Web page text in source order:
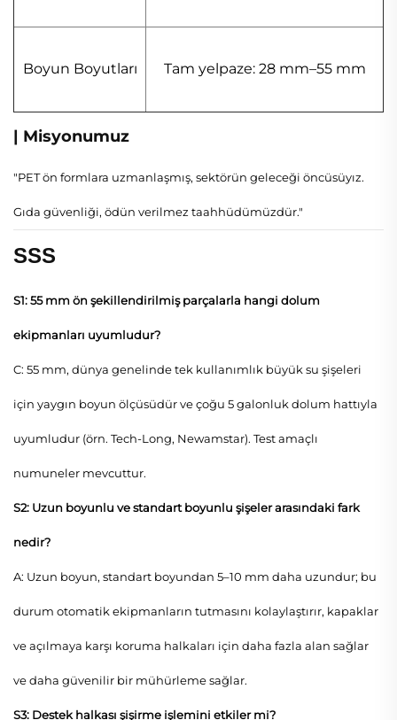
Boyun Boyutları Tam yelpaze: 28 mm–55 mm
| Misyonumuz
"PET ön formlara uzmanlaşmış, sektörün geleceği öncüsüyız.
Gıda güvenliği, ödün verilmez taahhüdümüzdür."
SSS
S1: 55 mm ön şekillendirilmiş parçalarla hangi dolum
ekipmanları uyumludur?
C: 55 mm, dünya genelinde tek kullanımlık büyük su şişeleri
için yaygın boyun ölçüsüdür ve çoğu 5 galonluk dolum hattıyla
uyumludur (örn. Tech-Long, Newamstar). Test amaçlı
numuneler mevcuttur.
S2: Uzun boyunlu ve standart boyunlu şişeler arasındaki fark
nedir?
A: Uzun boyun, standart boyundan 5–10 mm daha uzundur; bu
durum otomatik ekipmanların tutmasını kolaylaştırır, kapaklar
ve açılmaya karşı koruma halkaları için daha fazla alan sağlar
ve daha güvenilir bir mühürleme sağlar.
S3: Destek halkası şişirme işlemini etkiler mi?